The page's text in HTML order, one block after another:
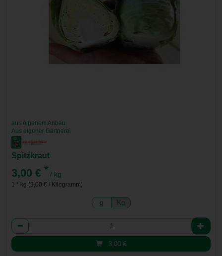
aus eigenem Anbau
Aus eigener Gärtnerei
Spitzkraut
3,00 € * / kg
1 * kg (3,00 € / Kilogramm)
g Kg
Anzahl
3,00 €